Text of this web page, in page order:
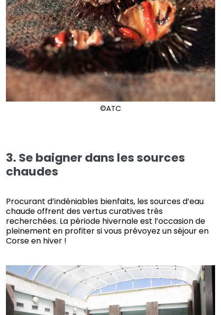
©ATC
3. Se baigner dans les sources
chaudes
Procurant d’indéniables bienfaits, les sources d’eau
chaude offrent des vertus curatives très
recherchées. La période hivernale est l’occasion de
pleinement en profiter si vous prévoyez un séjour en
Corse en hiver !